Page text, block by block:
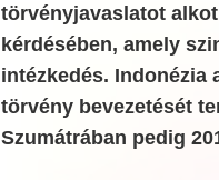
törvényjavaslatot
kérdésében, amely
intézkedés. Indonézia
törvény bevezetését
Szumátrában pedig